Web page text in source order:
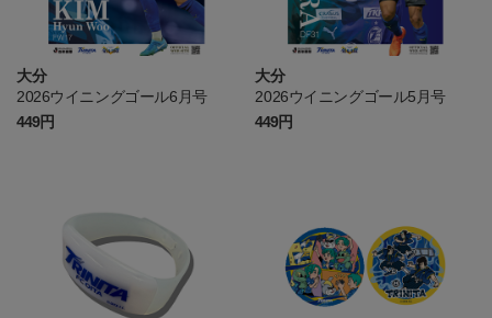
大分
2026ウイニングゴール6月号
449円
大分
2026ウイニングゴール5月号
449円